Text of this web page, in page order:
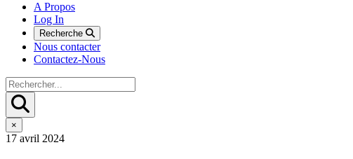
A Propos
Log In
Recherche
Nous contacter
Contactez-Nous
×
17 avril 2024